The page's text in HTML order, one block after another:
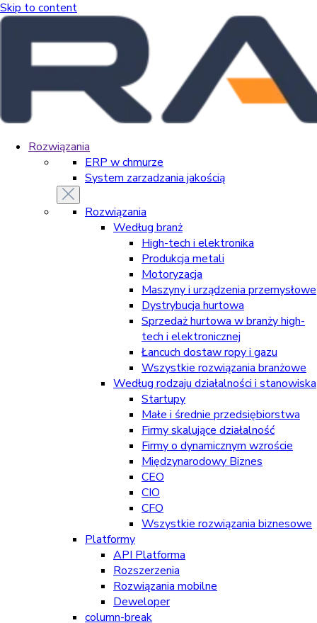
Skip to content
Rozwiązania
ERP w chmurze
System zarzadzania jakością
Rozwiązania
Według branż
High-tech i elektronika
Produkcja metali
Motoryzacja
Maszyny i urządzenia przemysłowe
Dystrybucja hurtowa
Sprzedaż hurtowa w branży high-
tech i elektronicznej
Łancuch dostaw ropy i gazu
Wszystkie rozwiązania branżowe
Według rodzaju działalności i stanowiska
Startupy
Małe i średnie przedsiębiorstwa
Firmy skalujące działalność
Firmy o dynamicznym wzroście
Międzynarodowy Biznes
CEO
CIO
CFO
Wszystkie rozwiązania biznesowe
Platformy
API Platforma
Rozszerzenia
Rozwiązania mobilne
Deweloper
column-break